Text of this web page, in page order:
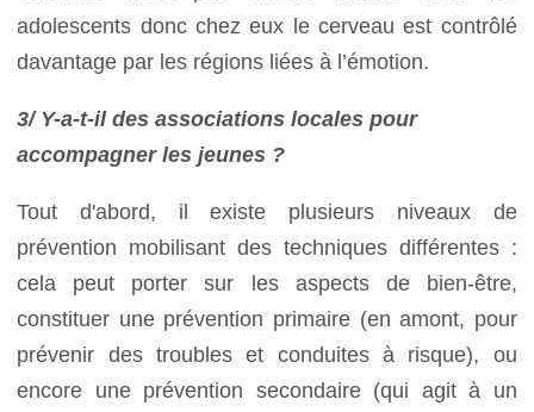
adolescents donc chez eux le cerveau est contrôlé
davantage par les régions liées à l’émotion.
3/ Y-a-t-il des associations locales pour
accompagner les jeunes ?
Tout d'abord, il existe plusieurs niveaux de
prévention mobilisant des techniques différentes :
cela peut porter sur les aspects de bien-être,
constituer une prévention primaire (en amont, pour
prévenir des troubles et conduites à risque), ou
encore une prévention secondaire (qui agit à un